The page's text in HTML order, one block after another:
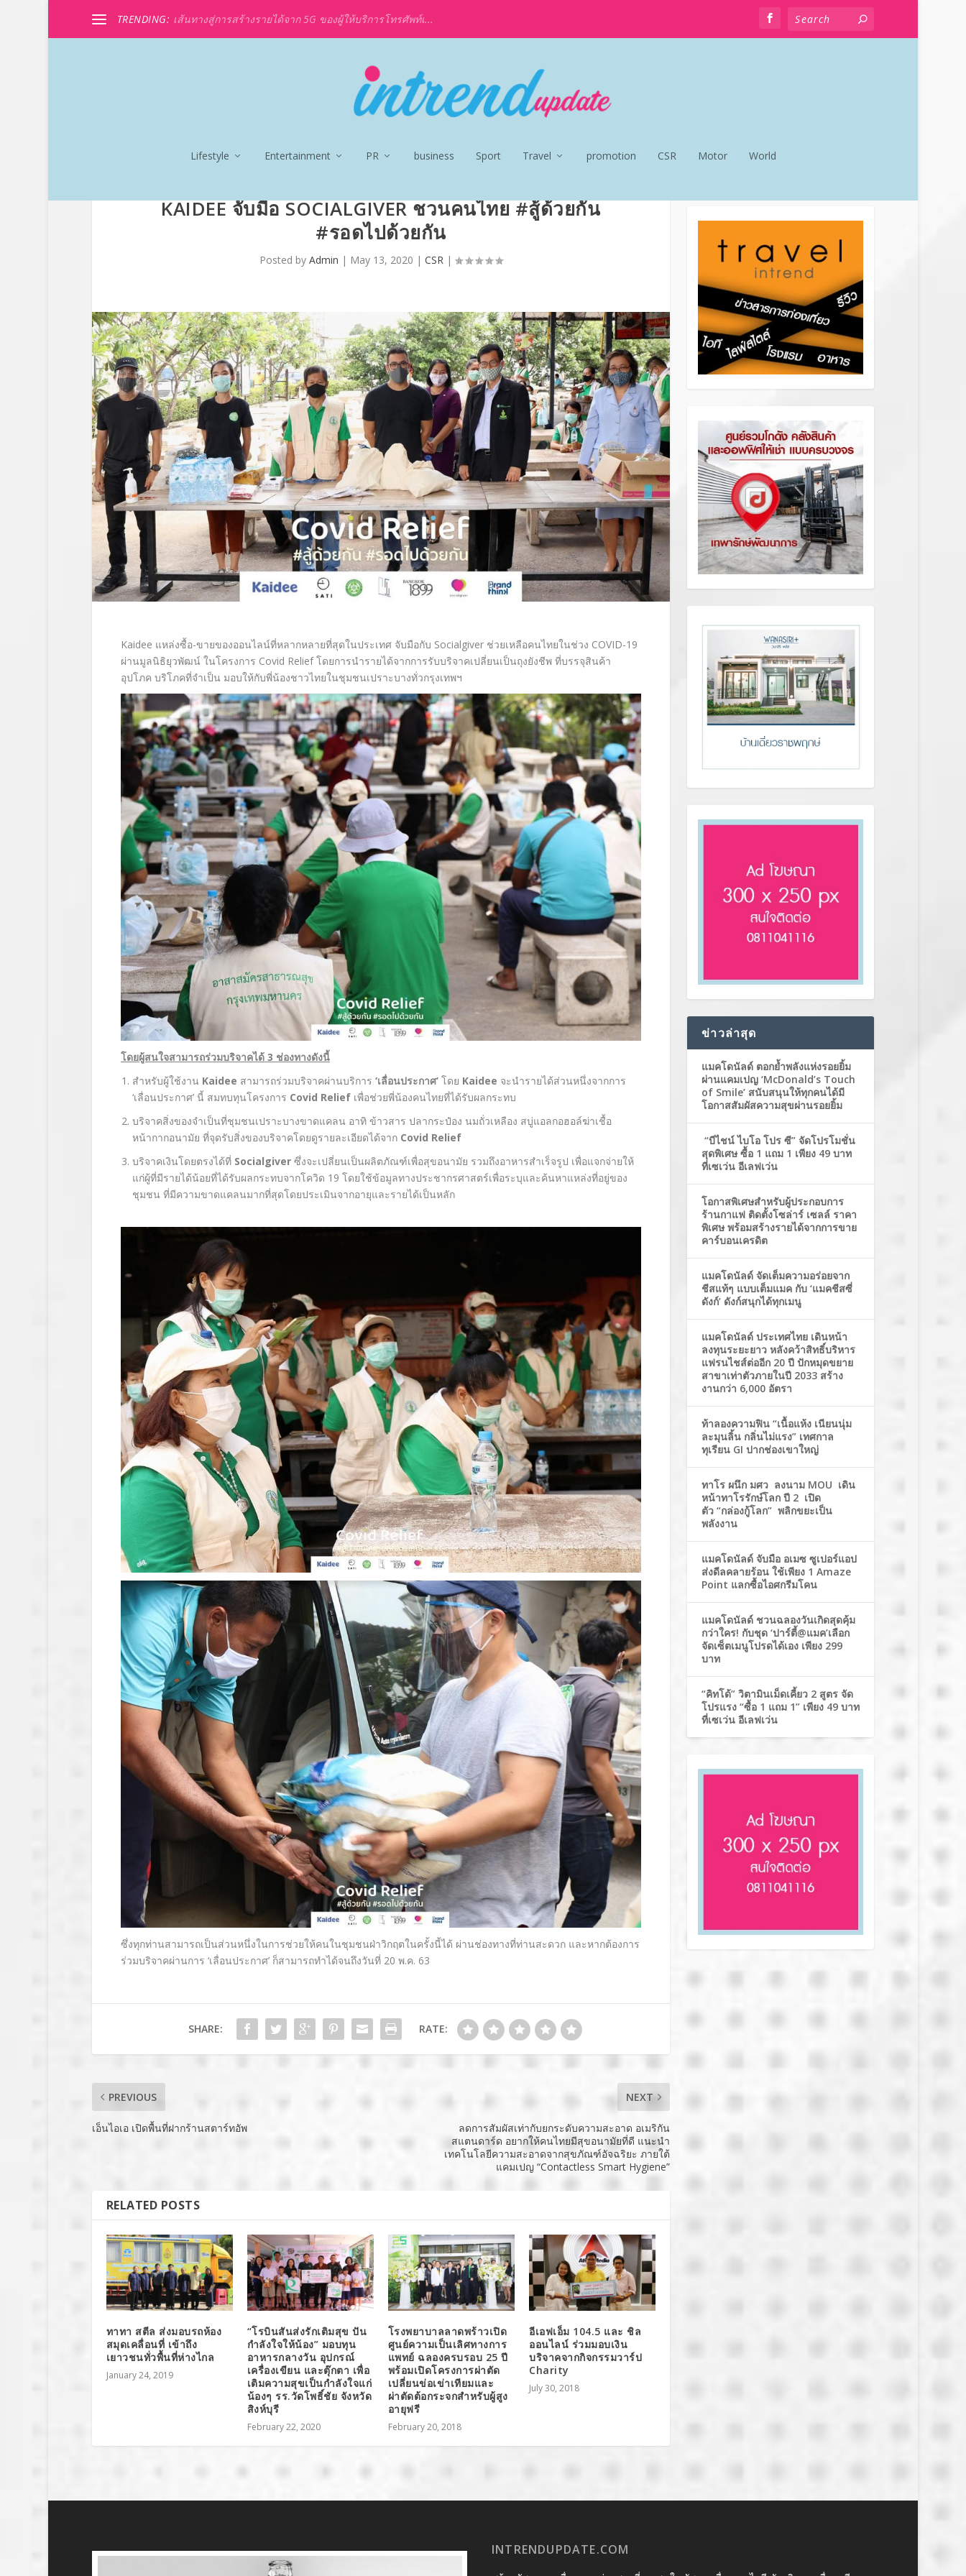
TRENDING: เส้นทางสู่การสร้างรายได้จาก 5G ของผู้ให้บริการโทรศัพท์เ...
Lifestyle Entertainment PR business Sport Travel promotion CSR Motor World
KAIDEE จับมือ SOCIALGIVER ชวนคนไทย #สู้ด้วยกัน
#รอดไปด้วยกัน
Posted by Admin | May 13, 2020 | CSR|
Kaidee แหล่งซื้อ-ขายของออนไลน์ที่หลากหลายที่สุดในประเทศ จับมือกับ Socialgiver ช่วยเหลือคนไทยในช่วง COVID-19
ผ่านมูลนิธิยุวพัฒน์ ในโครงการ Covid Reliefโดยการนำรายได้จากการรับบริจาคเปลี่ยนเป็นถุงยังชีพ ที่บรรจุสินค้า
อุปโภค บริโภคที่จำเป็น มอบให้กับพี่น้องชาวไทยในชุมชนเปราะบางทั่วกรุงเทพฯ
โดยผู้สนใจสามารถร่วมบริจาคได้ 3 ช่องทางดังนี้
สำหรับผู้ใช้งาน Kaidee สามารถร่วมบริจาคผ่านบริการ ‘เลื่อนประกาศ’โดย Kaidee จะนำรายได้ส่วนหนึ่งจากการ
‘เลื่อนประกาศ’ นี้ สมทบทุนโครงการ Covid Relief เพื่อช่วยพี่น้องคนไทยที่ได้รับผลกระทบ
บริจาคสิ่งของจำเป็นที่ชุมชนเปราะบางขาดแคลน อาทิ ข้าวสาร ปลากระป๋อง นมถั่วเหลือง สบู่แอลกอฮอล์ฆ่าเชื้อ
หน้ากากอนามัย ที่จุดรับสิ่งของบริจาคโดยดูรายละเอียดได้จาก Covid Relief
บริจาคเงินโดยตรงได้ที่ Socialgiver ซึ่งจะเปลี่ยนเป็นผลิตภัณฑ์เพื่อสุขอนามัย รวมถึงอาหารสําเร็จรูป เพื่อแจกจ่ายให้
แก่ผู้ที่มีรายได้น้อยที่ได้รับผลกระทบจากโควิด 19 โดยใช้ข้อมูลทางประชากรศาสตร์เพื่อระบุและค้นหาแหล่งที่อยู่ของ
ชุมชน ที่มีความขาดแคลนมากที่สุดโดยประเมินจากอายุและรายได้เป็นหลัก
ซึ่งทุกท่านสามารถเป็นส่วนหนึ่งในการช่วยให้คนในชุมชนฝ่าวิกฤตในครั้งนี้ได้ ผ่านช่องทางที่ท่านสะดวก และหากต้องการ
ร่วมบริจาคผ่านการ ‘เลื่อนประกาศ’ ก็สามารถทำได้จนถึงวันที่ 20 พ.ค. 63
SHARE: RATE:
PREVIOUS
เอ็นไอเอ เปิดพื้นที่ฝากร้านสตาร์ทอัพ
NEXT
ลดการสัมผัสเท่ากับยกระดับความสะอาด อเมริกัน
สแตนดาร์ด อยากให้คนไทยมีสุขอนามัยที่ดี แนะนำ
เทคโนโลยีความสะอาดจากสุขภัณฑ์อัจฉริยะ ภายใต้
แคมเปญ “Contactless Smart Hygiene”
RELATED POSTS
ทาทา สตีล ส่งมอบรถห้อง
สมุดเคลื่อนที่ เข้าถึง
เยาวชนทั่วพื้นที่ห่างไกล
January 24, 2019
“โรบินสันส่งรักเติมสุข ปัน
กำลังใจให้น้อง” มอบทุน
อาหารกลางวัน อุปกรณ์
เครื่องเขียน และตุ๊กตา เพื่อ
เติมความสุขเป็นกำลังใจแก่
น้องๆ รร.วัดโพธิ์ชัย จังหวัด
สิงห์บุรี
February 22, 2020
โรงพยาบาลลาดพร้าวเปิด
ศูนย์ความเป็นเลิศทางการ
แพทย์ ฉลองครบรอบ 25 ปี
พร้อมเปิดโครงการผ่าตัด
เปลี่ยนข่อเข่าเทียมและ
ผ่าตัดต้อกระจกสำหรับผู้สูง
อายุฟรี
February 20, 2018
อีเอฟเอ็ม 104.5 และ ชิล
ออนไลน์ ร่วมมอบเงิน
บริจาคจากกิจกรรมวาร์ป
Charity
July 30, 2018
ข่าวล่าสุด
แมคโดนัลด์ ตอกย้ำพลังแห่งรอยยิ้ม
ผ่านแคมเปญ ‘McDonald’s Touch
of Smile’ สนับสนุนให้ทุกคนได้มี
โอกาสสัมผัสความสุขผ่านรอยยิ้ม
“บีไชน์ ไบโอ โปร ซี” จัดโปรโมชั่น
สุดพิเศษ ซื้อ 1 แถม 1 เพียง 49 บาท
ที่เซเว่น อีเลฟเว่น
โอกาสพิเศษสำหรับผู้ประกอบการ
ร้านกาแฟ ติดตั้งโซล่าร์ เซลล์ ราคา
พิเศษ พร้อมสร้างรายได้จากการขาย
คาร์บอนเครดิต
แมคโดนัลด์ จัดเต็มความอร่อยจาก
ชีสแท้ๆ แบบเต็มแมค กับ ‘แมคชีสซี่
ดังก์’ ดังก์สนุกได้ทุกเมนู
แมคโดนัลด์ ประเทศไทย เดินหน้า
ลงทุนระยะยาว หลังคว้าสิทธิ์บริหาร
แฟรนไชส์ต่ออีก 20 ปี ปักหมุดขยาย
สาขาเท่าตัวภายในปี 2033 สร้าง
งานกว่า 6,000 อัตรา
ท้าลองความฟิน “เนื้อแห้ง เนียนนุ่ม
ละมุนลิ้น กลิ่นไม่แรง” เทศกาล
ทุเรียน GI ปากช่องเขาใหญ่
ทาโร ผนึก มศว ลงนาม MOU เดิน
หน้าทาโรรักษ์โลก ปี 2 เปิด
ตัว “กล่องกู้โลก” พลิกขยะเป็น
พลังงาน
แมคโดนัลด์ จับมือ อเมซ ซูเปอร์แอป
ส่งดีลคลายร้อน ใช้เพียง 1 Amaze
Point แลกซื้อไอศกรีมโคน
แมคโดนัลด์ ชวนฉลองวันเกิดสุดคุ้ม
กว่าใคร! กับชุด ‘ปาร์ตี้@แมค’เลือก
จัดเซ็ตเมนูโปรดได้เอง เพียง 299
บาท
“คิทโด้” วิตามินเม็ดเคี้ยว 2 สูตร จัด
โปรแรง “ซื้อ 1 แถม 1” เพียง 49 บาท
ที่เซเว่น อีเลฟเว่น
INTRENDUPDATE.COM